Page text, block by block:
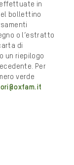
in
bollettino
o l’estratto
di
un riepilogo
Per
verde